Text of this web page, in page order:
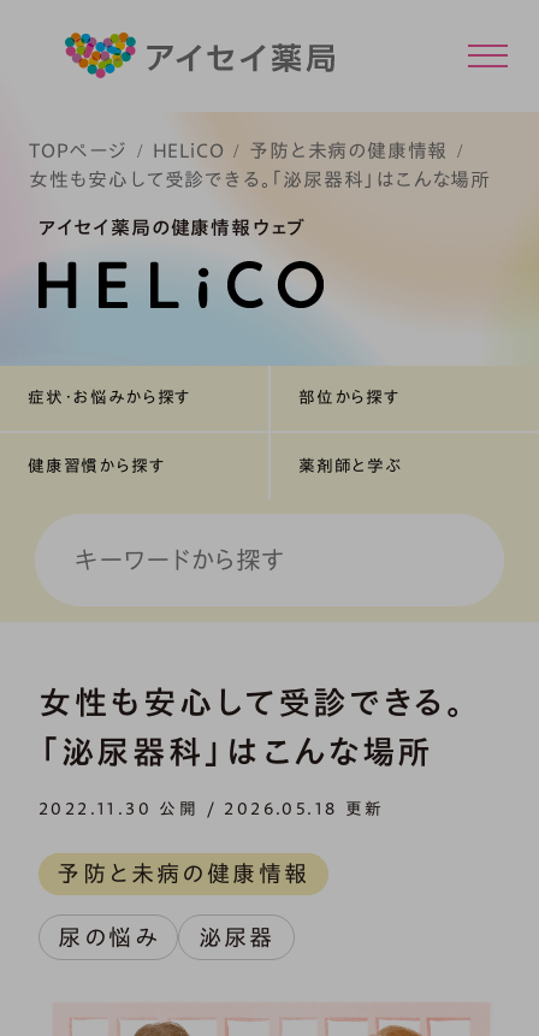
TOPページ HELiCO
予防と未病の健康情報
女性も安心して受診できる。「泌尿器科」はこんな場所
アイセイ薬局の健康情報ウェブ
症状・お悩みから探す 部位から探す
健康習慣から探す 薬剤師と学ぶ
女性も安心して受診できる。
「泌尿器科」はこんな場所
2022.11.30 公開 / 2026.05.18 更新
予防と未病の健康情報
尿の悩み 泌尿器